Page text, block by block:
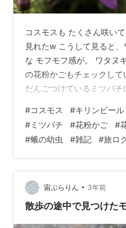
コスモスも たくさん咲い
見れたw こうして見ると
な モフモフ感が。 ワタヌ
の花粉かごもチェックし
だんごつけているミツバ
コスモスの花の上にいたの
て、蛾の幼虫もいたけど識
虫？ ワンクッション、ミ
幼虫画像出ます⚠️ ムシャ
ROOMも始めました↓
#コスモス #キリンビール
#ミツバチ #花粉かご #
#蛾の幼虫 #雑記 #旅ロ
宙ぶらりん • 3年前
散歩の途中で見つけた